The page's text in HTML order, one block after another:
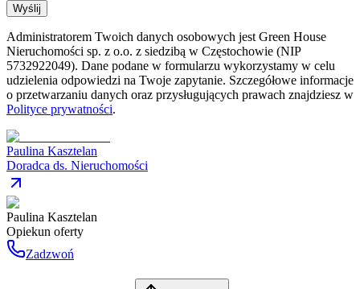
Wyślij
Administratorem Twoich danych osobowych jest Green House
Nieruchomości sp. z o.o. z siedzibą w Częstochowie (NIP
5732922049). Dane podane w formularzu wykorzystamy w celu
udzielenia odpowiedzi na Twoje zapytanie. Szczegółowe informacje
o przetwarzaniu danych oraz przysługujących prawach znajdziesz w
Polityce prywatności.
Paulina Kasztelan
Doradca ds. Nieruchomości
Paulina Kasztelan
Opiekun oferty
Zadzwoń